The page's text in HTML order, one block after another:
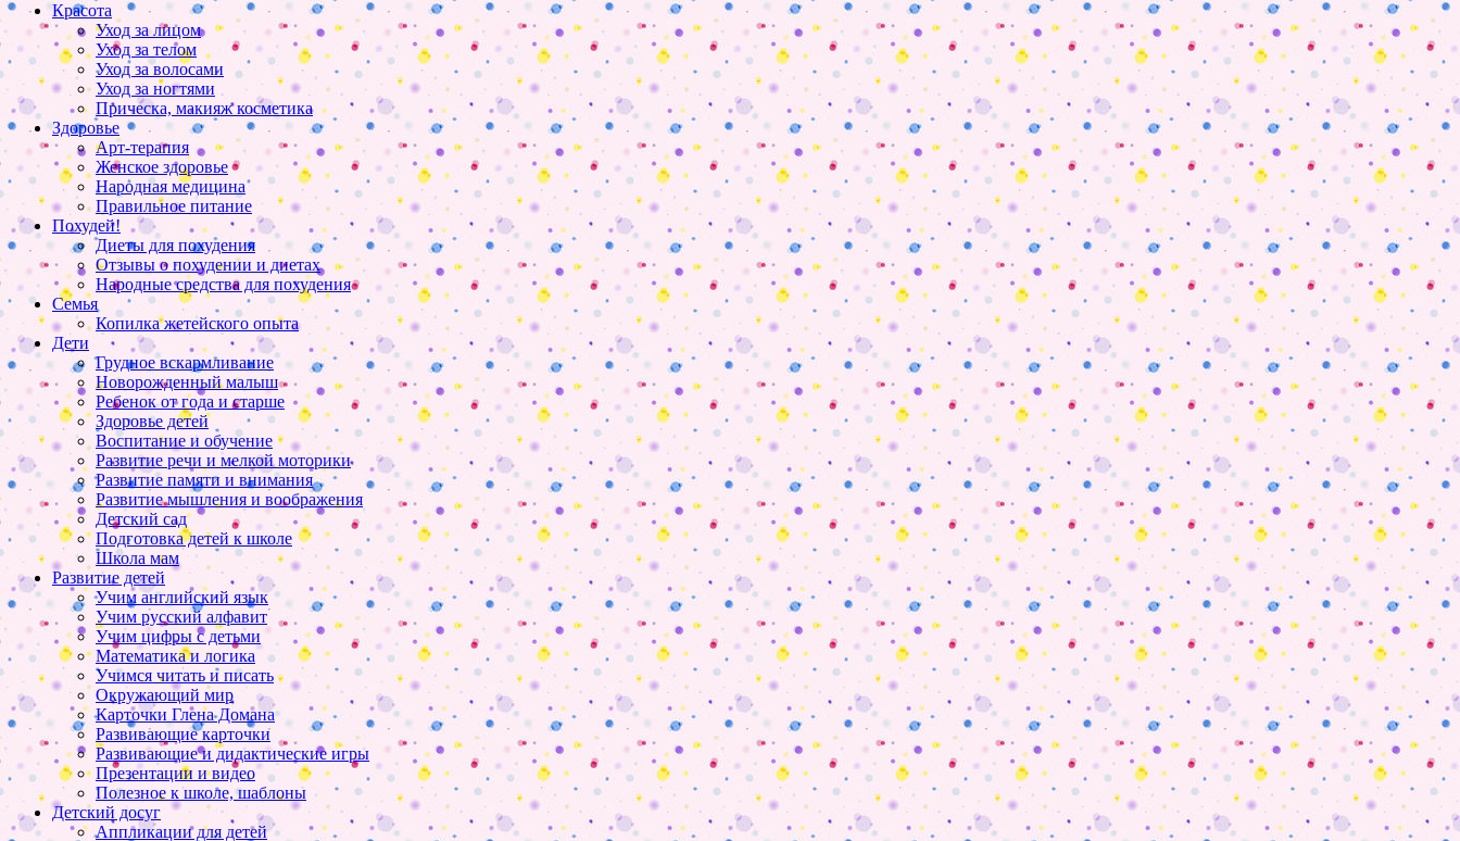
Красота
Уход за лицом
Уход за телом
Уход за волосами
Уход за ногтями
Прическа, макияж косметика
Здоровье
Арт-терапия
Женское здоровье
Народная медицина
Правильное питание
Похудей!
Диеты для похудения
Отзывы о похудении и диетах
Народные средства для похудения
Семья
Копилка жетейского опыта
Дети
Грудное вскармливание
Новорожденный малыш
Ребенок от года и старше
Здоровье детей
Воспитание и обучение
Развитие речи и мелкой моторики
Развитие памяти и внимания
Развитие мышления и воображения
Детский сад
Подготовка детей к школе
Школа мам
Развитие детей
Учим английский язык
Учим русский алфавит
Учим цифры с детьми
Математика и логика
Учимся читать и писать
Окружающий мир
Карточки Глена Домана
Развивающие карточки
Развивающие и дидактические игры
Презентации и видео
Полезное к школе, шаблоны
Детский досуг
Аппликации для детей